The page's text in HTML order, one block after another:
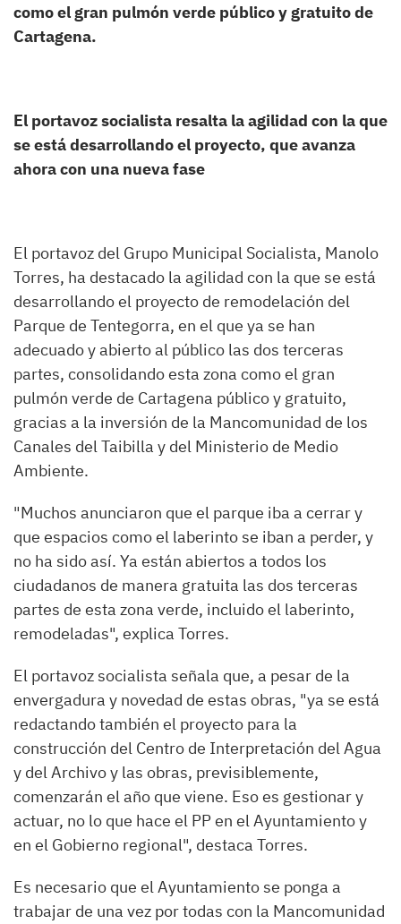
como el gran pulmón verde público y gratuito de
Cartagena.
El portavoz socialista resalta la agilidad con la que
se está desarrollando el proyecto, que avanza
ahora con una nueva fase
El portavoz del Grupo Municipal Socialista, Manolo
Torres, ha destacado la agilidad con la que se está
desarrollando el proyecto de remodelación del
Parque de Tentegorra, en el que ya se han
adecuado y abierto al público las dos terceras
partes, consolidando esta zona como el gran
pulmón verde de Cartagena público y gratuito,
gracias a la inversión de la Mancomunidad de los
Canales del Taibilla y del Ministerio de Medio
Ambiente.
"Muchos anunciaron que el parque iba a cerrar y
que espacios como el laberinto se iban a perder, y
no ha sido así. Ya están abiertos a todos los
ciudadanos de manera gratuita las dos terceras
partes de esta zona verde, incluido el laberinto,
remodeladas", explica Torres.
El portavoz socialista señala que, a pesar de la
envergadura y novedad de estas obras, "ya se está
redactando también el proyecto para la
construcción del Centro de Interpretación del Agua
y del Archivo y las obras, previsiblemente,
comenzarán el año que viene. Eso es gestionar y
actuar, no lo que hace el PP en el Ayuntamiento y
en el Gobierno regional", destaca Torres.
Es necesario que el Ayuntamiento se ponga a
trabajar de una vez por todas con la Mancomunidad